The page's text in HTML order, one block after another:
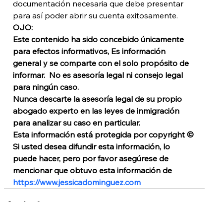
documentación necesaria que debe presentar
para así poder abrir su cuenta exitosamente.
OJO:
Este contenido ha sido concebido únicamente
para efectos informativos, Es información
general y se comparte con el solo propósito de
informar.  No es asesoría legal ni consejo legal
para ningún caso.
Nunca descarte la asesoría legal de su propio
abogado experto en las leyes de inmigración
para analizar su caso en particular.
Esta información está protegida por copyright ©
Si usted desea difundir esta información, lo
puede hacer, pero por favor asegúrese de
mencionar que obtuvo esta información de
https://www.jessicadominguez.com